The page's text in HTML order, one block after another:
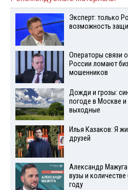
Эксперт: только
возможность
Операторы связи
России ломают
мошенников
Дожди и грозы:
погоде в Москве
выходные
Илья Казаков: Я
друзей
Александр
вузы и
году